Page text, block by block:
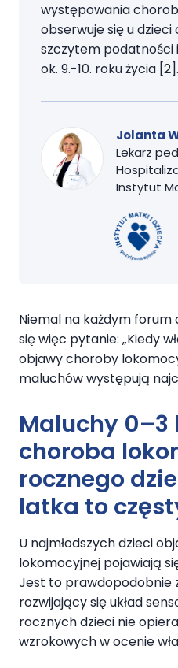
występowania
obserwuje się u dzieci
szczytem podatności
ok. 9.-10. roku życia [2].
Jolanta
Lekarz
Instytut
Niemal na każdym
się więc pytanie: „Kiedy
objawy choroby
maluchów występują
Maluchy
choroba
rocznego
latka to
U najmłodszych dzieci
lokomocyjnej pojawiają
Jest to prawdopodobnie
rozwijający się układ
rocznych dzieci nie
wzrokowych w ocenie